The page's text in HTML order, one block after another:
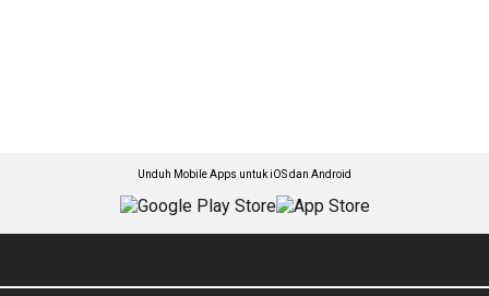
Unduh Mobile Apps untuk iOS dan Android